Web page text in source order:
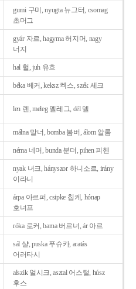
gumi 구미, nyugta 뉴그터, csomag
초머그
gyár 자르, hagyma 허지머, nagy
너지
hal 헐, juh 유흐
béka 베커, keksz 켁스, szék 세크
len 렌, meleg 멜레그, dél 델
málna 말너, bomba 봄버, álom 알롬
néma 네머, bunda 분더, pihen 피헨
nyak 녀크, hányszor 하니소르, irány
이라니
árpa 아르퍼, csipke 칩케, hónap
호너프
róka 로커, barna 버르너, ár 아르
sál 샬, puska 푸슈카, aratás
어러타시
alszik 얼시크, asztal 어스털, húsz
후스